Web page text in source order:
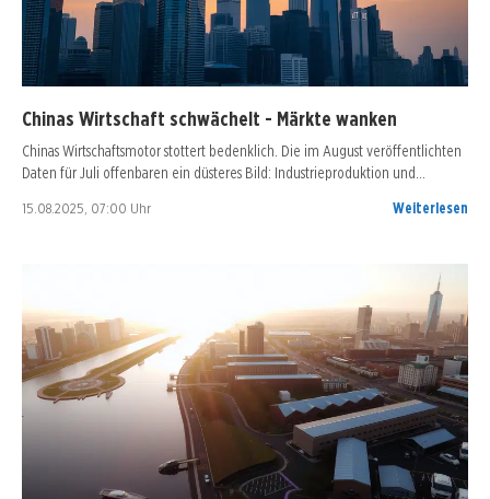
Chinas Wirtschaft schwächelt - Märkte wanken
Chinas Wirtschaftsmotor stottert bedenklich. Die im August veröffentlichten
Daten für Juli offenbaren ein düsteres Bild: Industrieproduktion und…
15.08.2025, 07:00 Uhr Weiterlesen